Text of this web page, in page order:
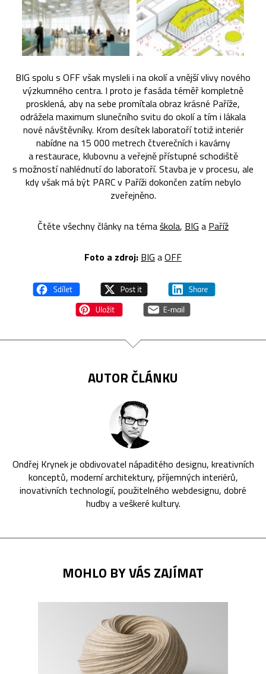
BIG spolu s OFF však mysleli i na okolí a vnější vlivy nového
výzkumného centra. I proto je fasáda téměř kompletně
prosklená, aby na sebe promítala obraz krásné Paříže,
odrážela maximum slunečního svitu do okolí a tím i lákala
nové návštěvníky. Krom desítek laboratoří totiž interiér
nabídne na 15 000 metrech čtverečních i kavárny
a restaurace, klubovnu a veřejně přístupné schodiště
s možností nahlédnutí do laboratoří. Stavba je v procesu, ale
kdy však má být PARC v Paříži dokončen zatím nebylo
zveřejněno.
Čtěte všechny články na témaškola, BIG a Paříž
Foto a zdroj: BIG aOFF
AUTOR ČLÁNKU
Ondřej Krynek je obdivovatel nápaditého designu, kreativních
konceptů, moderní architektury, příjemných interiérů,
inovativních technologií, použitelného webdesignu, dobré
hudby a veškeré kultury.
MOHLO BY VÁS ZAJÍMAT